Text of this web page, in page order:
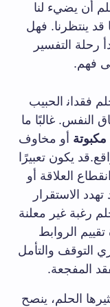
أن يضيء لنا
قد ينتظرنا.⁢ فهل
رحلة التفسير​
فهم.
فقدان‍ الحبيب
النفس. غالبًا ما
أو مخاوف
يكون⁤ تعبيرًا
العلاقة أو
⁣الاستقرار
‌رغبة غير معلنة
الروابط
التوقف والتأمل
المفجعة.
الحلم، ينصح